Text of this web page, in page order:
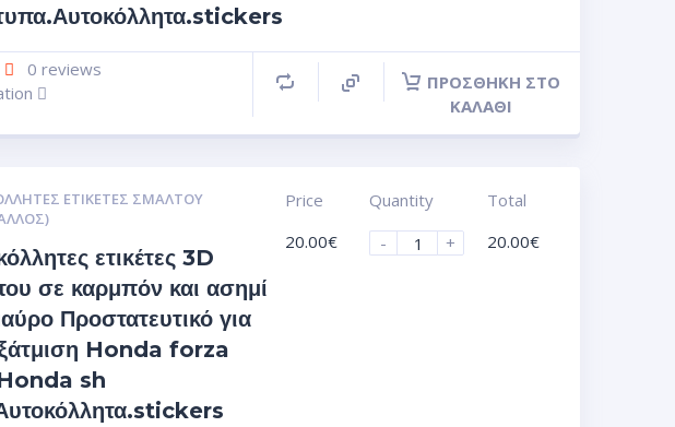
0 reviews
ΠΡΟΣΘΉΚΗ ΣΤΟ
ΚΑΛΆΘΙ
ΕΤΙΚΈΤΕΣ ΣΜΆΛΤΟΥ
ετικέτες 3D
σε καρμπόν και ασημί
Προστατευτικό για
Honda forza
sh
Price
20.00€
Quantity
-
+
Total
20.00€